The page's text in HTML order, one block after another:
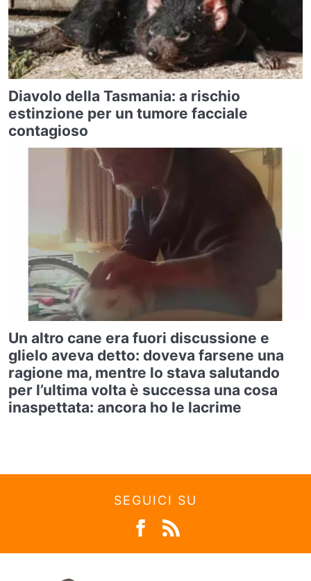
Diavolo della Tasmania: a rischio
estinzione per un tumore facciale
contagioso
Un altro cane era fuori discussione e
glielo aveva detto: doveva farsene una
ragione ma, mentre lo stava salutando
per l’ultima volta è successa una cosa
inaspettata: ancora ho le lacrime
SEGUICI SU